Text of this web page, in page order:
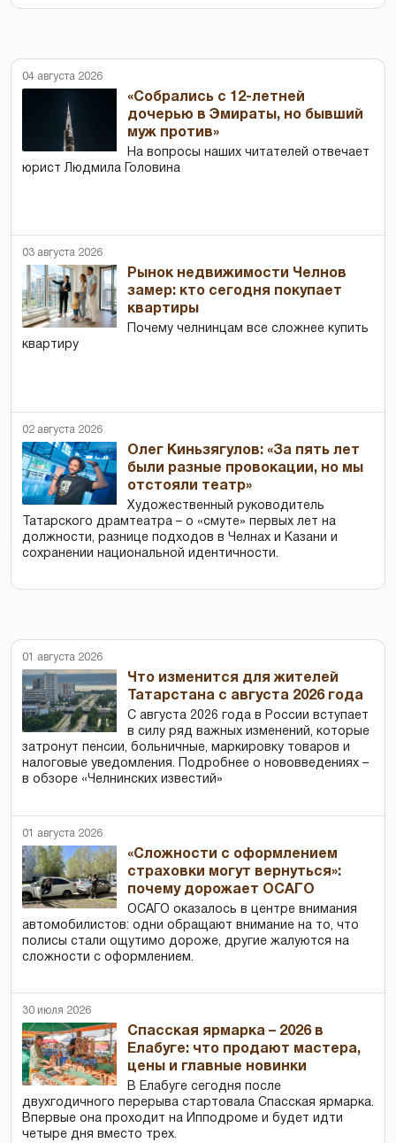
04 августа 2026
«Собрались с 12-летней
дочерью в Эмираты, но бывший
муж против»
На вопросы наших читателей отвечает
юрист Людмила Головина
03 августа 2026
Рынок недвижимости Челнов
замер: кто сегодня покупает
квартиры
Почему челнинцам все сложнее купить
квартиру
02 августа 2026
Олег Киньзягулов: «За пять лет
были разные провокации, но мы
отстояли театр»
Художественный руководитель
Татарского драмтеатра – о «смуте» первых лет на
должности, разнице подходов в Челнах и Казани и
сохранении национальной идентичности.
01 августа 2026
Что изменится для жителей
Татарстана с августа 2026 года
С августа 2026 года в России вступает
в силу ряд важных изменений, которые
затронут пенсии, больничные, маркировку товаров и
налоговые уведомления. Подробнее о нововведениях –
в обзоре «Челнинских известий»
01 августа 2026
«Сложности с оформлением
страховки могут вернуться»:
почему дорожает ОСАГО
ОСАГО оказалось в центре внимания
автомобилистов: одни обращают внимание на то, что
полисы стали ощутимо дороже, другие жалуются на
сложности с оформлением.
30 июля 2026
Спасская ярмарка – 2026 в
Елабуге: что продают мастера,
цены и главные новинки
В Елабуге сегодня после
двухгодичного перерыва стартовала Спасская ярмарка.
Впервые она проходит на Ипподроме и будет идти
четыре дня вместо трех.